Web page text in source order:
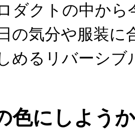
ダクトの中から
の気分や服装に
めるリバーシブ
色にしよう